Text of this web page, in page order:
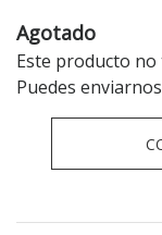
Agotado
Este producto
Puedes